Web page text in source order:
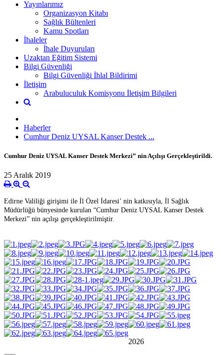
Yayınlarımız
Organizasyon Kitabı
Sağlık Bültenleri
Kamu Spotları
İhaleler
İhale Duyuruları
Uzaktan Eğitim Sistemi
Bilgi Güvenliği
Bilgi Güvenliği İhlal Bildirimi
İletişim
Arabuluculuk Komisyonu İletişim Bilgileri
Haberler
Cumhur Deniz UYSAL Kanser Destek ...
Cumhur Deniz UYSAL Kanser Destek Merkezi” nin Açılışı Gerçekleştirildi.
25 Aralık 2019
Edirne Valiliği girişimi ile İl Özel İdaresi’ nin katkısıyla, İl Sağlık
Müdürlüğü bünyesinde kurulan “Cumhur Deniz UYSAL Kanser Destek
Merkezi” nin açılışı gerçekleştirilmiştir.
2026